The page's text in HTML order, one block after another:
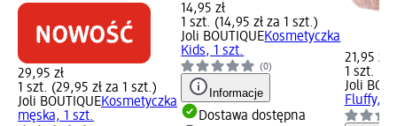
29,95 zł
1 szt. (29,95 zł za 1 szt.)
Joli BOUTIQUEKosmetyczka
męska, 1 szt.
14,95 zł
1 szt. (14,95 zł za 1 szt.)
Joli BOUTIQUEKosmetyczka
Kids, 1 szt.
(0)
Informacje
Dostawa dostępna
21,95 zł
1 szt.
Joli
Fluffy, 1